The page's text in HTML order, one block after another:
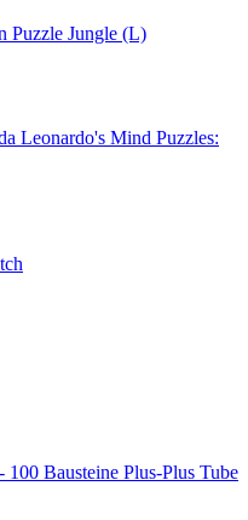
Puzzle Jungle (L)
Leonardo's Mind Puzzles:
Plus-Plus Tube